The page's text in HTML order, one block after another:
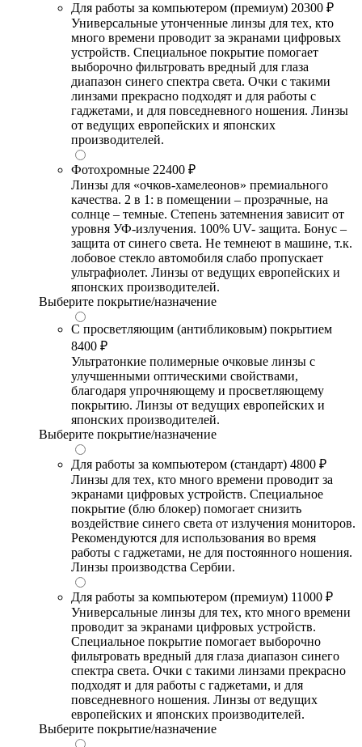
Для работы за компьютером (премиум) 20300 ₽
Универсальные утонченные линзы для тех, кто
много времени проводит за экранами цифровых
устройств. Специальное покрытие помогает
выборочно фильтровать вредный для глаза
диапазон синего спектра света. Очки с такими
линзами прекрасно подходят и для работы с
гаджетами, и для повседневного ношения. Линзы
от ведущих европейских и японских
производителей.
Фотохромные 22400 ₽
Линзы для «очков-хамелеонов» премиального
качества. 2 в 1: в помещении – прозрачные, на
солнце – темные. Степень затемнения зависит от
уровня УФ-излучения. 100% UV- защита. Бонус –
защита от синего света. Не темнеют в машине, т.к.
лобовое стекло автомобиля слабо пропускает
ультрафиолет. Линзы от ведущих европейских и
японских производителей.
Выберите покрытие/назначение
С просветляющим (антибликовым) покрытием
8400 ₽
Ультратонкие полимерные очковые линзы с
улучшенными оптическими свойствами,
благодаря упрочняющему и просветляющему
покрытию. Линзы от ведущих европейских и
японских производителей.
Выберите покрытие/назначение
Для работы за компьютером (стандарт) 4800 ₽
Линзы для тех, кто много времени проводит за
экранами цифровых устройств. Специальное
покрытие (блю блокер) помогает снизить
воздействие синего света от излучения мониторов.
Рекомендуются для использования во время
работы с гаджетами, не для постоянного ношения.
Линзы производства Сербии.
Для работы за компьютером (премиум) 11000 ₽
Универсальные линзы для тех, кто много времени
проводит за экранами цифровых устройств.
Специальное покрытие помогает выборочно
фильтровать вредный для глаза диапазон синего
спектра света. Очки с такими линзами прекрасно
подходят и для работы с гаджетами, и для
повседневного ношения. Линзы от ведущих
европейских и японских производителей.
Выберите покрытие/назначение